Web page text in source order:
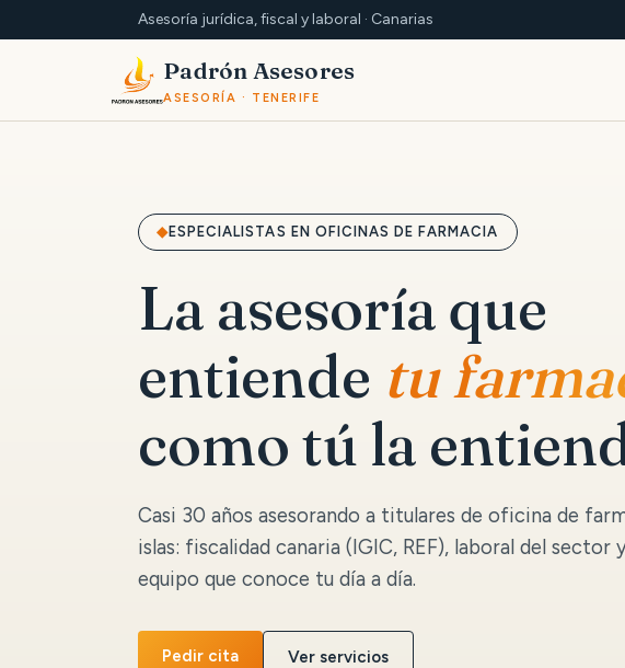
Asesoría jurídica, fiscal y laboral · Canarias
Padrón Asesores
ASESORÍA · TENERIFE
ESPECIALISTAS EN OFICINAS DE FARMACIA
La asesoría que
entiende tu
como tú la
Casi 30 años asesorando a titulares de oficina de
islas: fiscalidad canaria (IGIC, REF), laboral del sector
equipo que conoce tu día a día.
Pedir cita Ver servicios